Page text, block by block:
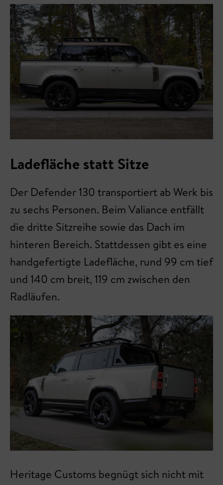
Ladefläche statt Sitze
Der Defender 130 transportiert ab Werk bis
zu sechs Personen. Beim Valiance entfällt
die dritte Sitzreihe sowie das Dach im
hinteren Bereich. Stattdessen gibt es eine
handgefertigte Ladefläche, rund 99 cm tief
und 140 cm breit, 119 cm zwischen den
Radläufen.
Heritage Customs begnügt sich nicht mit